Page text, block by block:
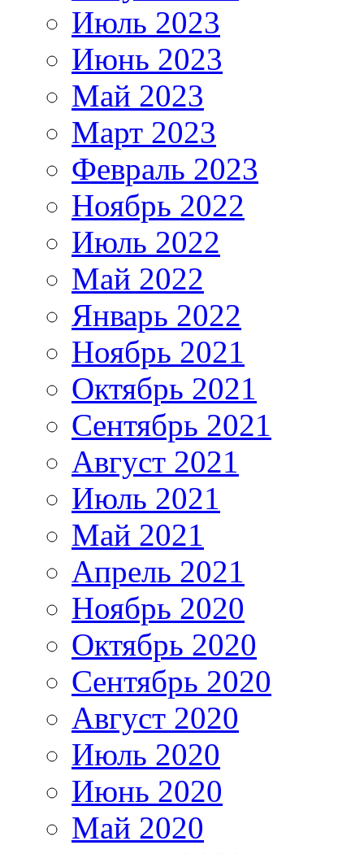
Июль 2023
Июнь 2023
Май 2023
Март 2023
Февраль 2023
Ноябрь 2022
Июль 2022
Май 2022
Январь 2022
Ноябрь 2021
Октябрь 2021
Сентябрь 2021
Август 2021
Июль 2021
Май 2021
Апрель 2021
Ноябрь 2020
Октябрь 2020
Сентябрь 2020
Август 2020
Июль 2020
Июнь 2020
Май 2020